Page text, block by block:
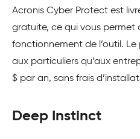
Acronis Cyber Protect est
gratuite, ce qui vous permet
fonctionnement de l’outil.
aux particuliers qu’aux
$ par an, sans frais
Deep Instinct